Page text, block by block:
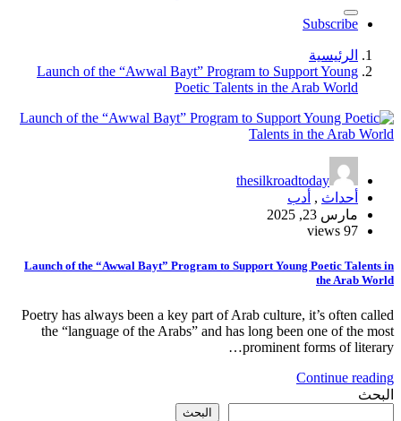
Subscribe
الرئيسية
Launch of the “Awwal Bayt” Program to Support Young
Poetic Talents in the Arab World
thesilkroadtoday
أحداث , أدب
مارس 23, 2025
97 views
Launch of the “Awwal Bayt” Program to Support Young Poetic Talents in
the Arab World
Poetry has always been a key part of Arab culture, it’s often called
the “language of the Arabs” and has long been one of the most
prominent forms of literary…
Continue reading
البحث
البحث